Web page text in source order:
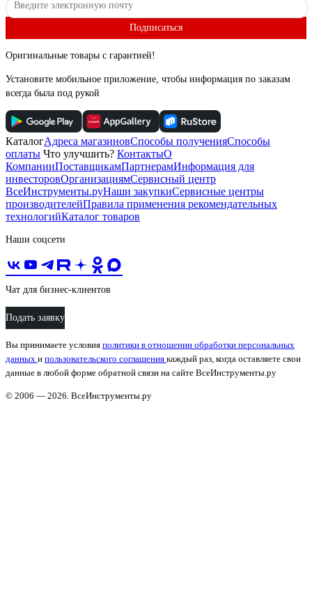
Подписаться
Оригинальные товары с гарантией!
Установите мобильное приложение, чтобы информация по заказам
всегда была под рукой
КаталогАдреса магазиновСпособы полученияСпособы
оплаты Что улучшить? КонтактыО
КомпанииПоставщикамПартнерамИнформация для
инвесторовОрганизациямСервисный центр
ВсеИнструменты.руНаши закупкиСервисные центры
производителейПравила применения рекомендательных
технологийКаталог товаров
Наши соцсети
Чат для бизнес-клиентов
Подать заявку
Вы принимаете условия политики в отношении обработки персональных
данных и пользовательского соглашения каждый раз, когда оставляете свои
данные в любой форме обратной связи на сайте ВсеИнструменты.ру
© 2006 — 2026. ВсеИнструменты.ру